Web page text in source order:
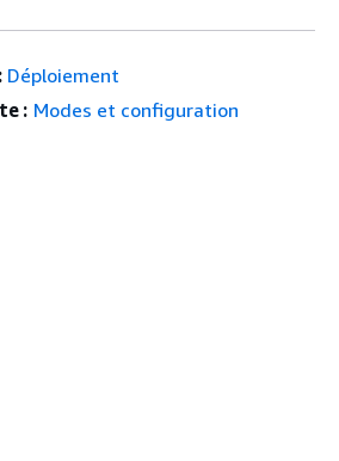
Déploiement
: Modes et configuration